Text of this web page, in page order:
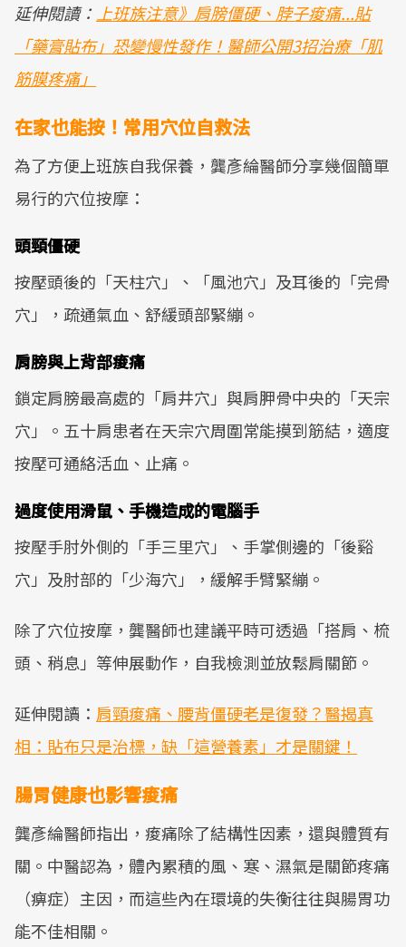
延伸閱讀： 上班族注意》肩膀僵硬、脖子痠痛...貼
「藥膏貼布」恐變慢性發作！醫師公開3招治療「肌
筋膜疼痛」
在家也能按！常用穴位自救法
為了方便上班族自我保養，龔彥綸醫師分享幾個簡單
易行的穴位按摩：
頭頸僵硬
按壓頭後的「天柱穴」、「風池穴」及耳後的「完骨
穴」，疏通氣血、舒緩頭部緊繃。
肩膀與上背部痠痛
鎖定肩膀最高處的「肩井穴」與肩胛骨中央的「天宗
穴」。五十肩患者在天宗穴周圍常能摸到筋結，適度
按壓可通絡活血、止痛。
過度使用滑鼠、手機造成的電腦手
按壓手肘外側的「手三里穴」、手掌側邊的「後谿
穴」及肘部的「少海穴」，緩解手臂緊繃。
除了穴位按摩，龔醫師也建議平時可透過「搭肩、梳
頭、稍息」等伸展動作，自我檢測並放鬆肩關節。
延伸閱讀： 肩頸痠痛、腰背僵硬老是復發？醫揭真
相：貼布只是治標，缺「這營養素」才是關鍵！
腸胃健康也影響痠痛
龔彥綸醫師指出，痠痛除了結構性因素，還與體質有
關。中醫認為，體內累積的風、寒、濕氣是關節疼痛
（痹症）主因，而這些內在環境的失衡往往與腸胃功
能不佳相關。